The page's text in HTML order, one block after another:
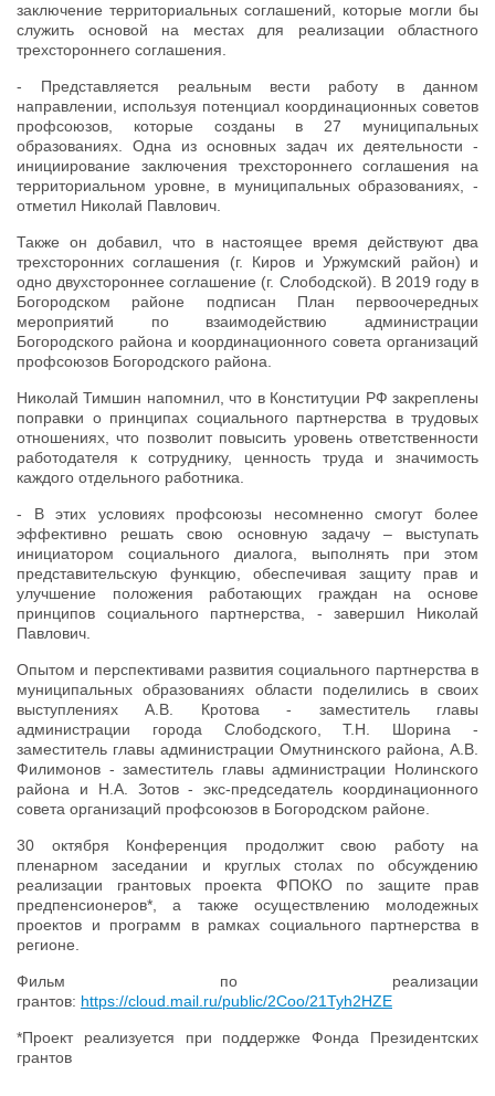
заключение территориальных соглашений, которые могли бы
служить основой на местах для реализации областного
трехстороннего соглашения.
- Представляется реальным вести работу в данном
направлении, используя потенциал координационных советов
профсоюзов, которые созданы в 27 муниципальных
образованиях. Одна из основных задач их деятельности -
инициирование заключения трехстороннего соглашения на
территориальном уровне, в муниципальных образованиях, -
отметил Николай Павлович.
Также он добавил, что в настоящее время действуют два
трехсторонних соглашения (г. Киров и Уржумский район) и
одно двухстороннее соглашение (г. Слободской). В 2019 году в
Богородском районе подписан План первоочередных
мероприятий по взаимодействию администрации
Богородского района и координационного совета организаций
профсоюзов Богородского района.
Николай Тимшин напомнил, что в Конституции РФ закреплены
поправки о принципах социального партнерства в трудовых
отношениях, что позволит повысить уровень ответственности
работодателя к сотруднику, ценность труда и значимость
каждого отдельного работника.
- В этих условиях профсоюзы несомненно смогут более
эффективно решать свою основную задачу – выступать
инициатором социального диалога, выполнять при этом
представительскую функцию, обеспечивая защиту прав и
улучшение положения работающих граждан на основе
принципов социального партнерства, - завершил Николай
Павлович.
Опытом и перспективами развития социального партнерства в
муниципальных образованиях области поделились в своих
выступлениях А.В. Кротова - заместитель главы
администрации города Слободского, Т.Н. Шорина -
заместитель главы администрации Омутнинского района, А.В.
Филимонов - заместитель главы администрации Нолинского
района и Н.А. Зотов - экс-председатель координационного
совета организаций профсоюзов в Богородском районе.
30 октября Конференция продолжит свою работу на
пленарном заседании и круглых столах по обсуждению
реализации грантовых проекта ФПОКО по защите прав
предпенсионеров*, а также осуществлению молодежных
проектов и программ в рамках социального партнерства в
регионе.
Фильм по реализации
грантов: https://cloud.mail.ru/public/2Coo/21Tyh2HZE
*Проект реализуется при поддержке Фонда Президентских
грантов